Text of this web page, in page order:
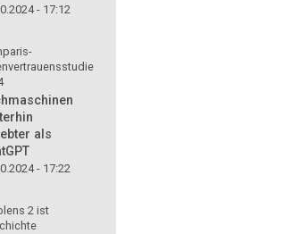
- 17:12
als
- 17:22
2 ist